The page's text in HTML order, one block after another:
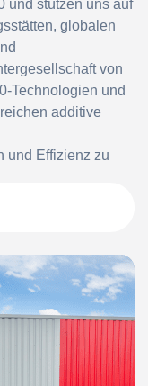
und stützen uns auf
globalen
von
Technologien und
additive
und Effizienz zu